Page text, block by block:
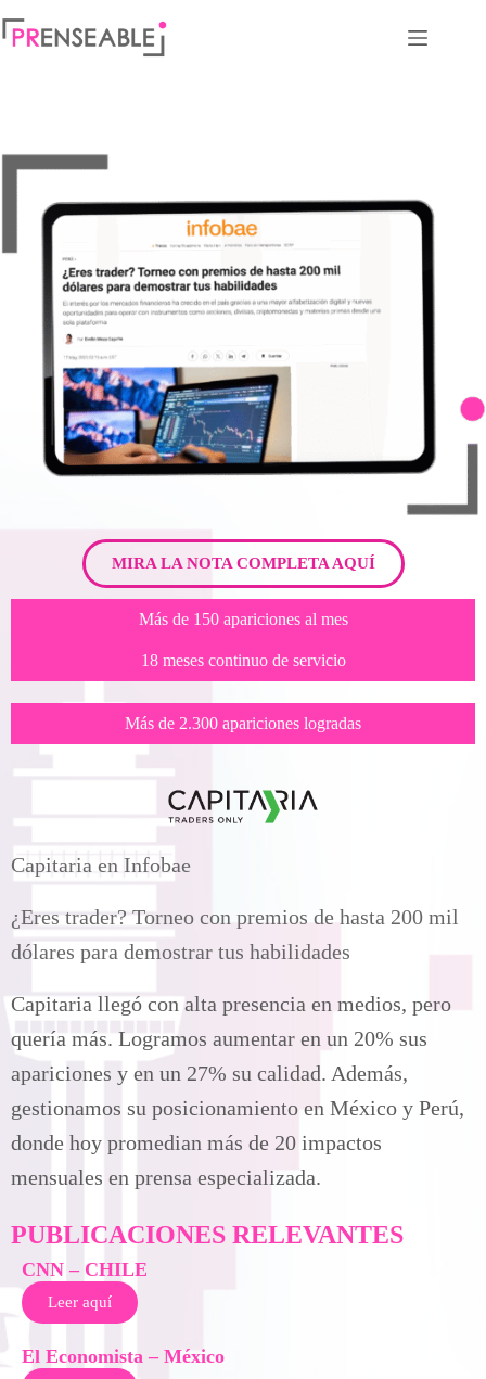
MIRA LA NOTA COMPLETA AQUÍ
Más de 150 apariciones al mes
18 meses continuo de servicio
Más de 2.300 apariciones logradas
Capitaria en Infobae
¿Eres trader? Torneo con premios de hasta 200 mil
dólares para demostrar tus habilidades
Capitaria llegó con alta presencia en medios, pero
quería más. Logramos aumentar en un 20% sus
apariciones y en un 27% su calidad. Además,
gestionamos su posicionamiento en México y Perú,
donde hoy promedian más de 20 impactos
mensuales en prensa especializada.
PUBLICACIONES RELEVANTES
CNN – CHILE
Leer aquí
El Economista – México